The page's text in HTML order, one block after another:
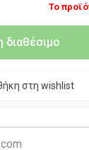
Το
διαθέσιμο
στη wishlist